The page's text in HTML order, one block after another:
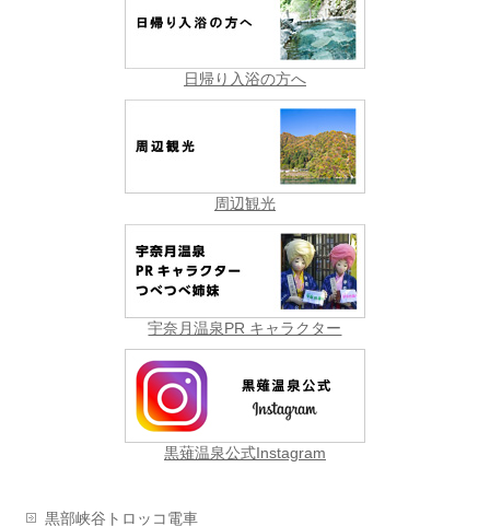
日帰り入浴の方へ
周辺観光
宇奈月温泉PR キャラクター
黒薙温泉公式Instagram
黒部峡谷トロッコ電車